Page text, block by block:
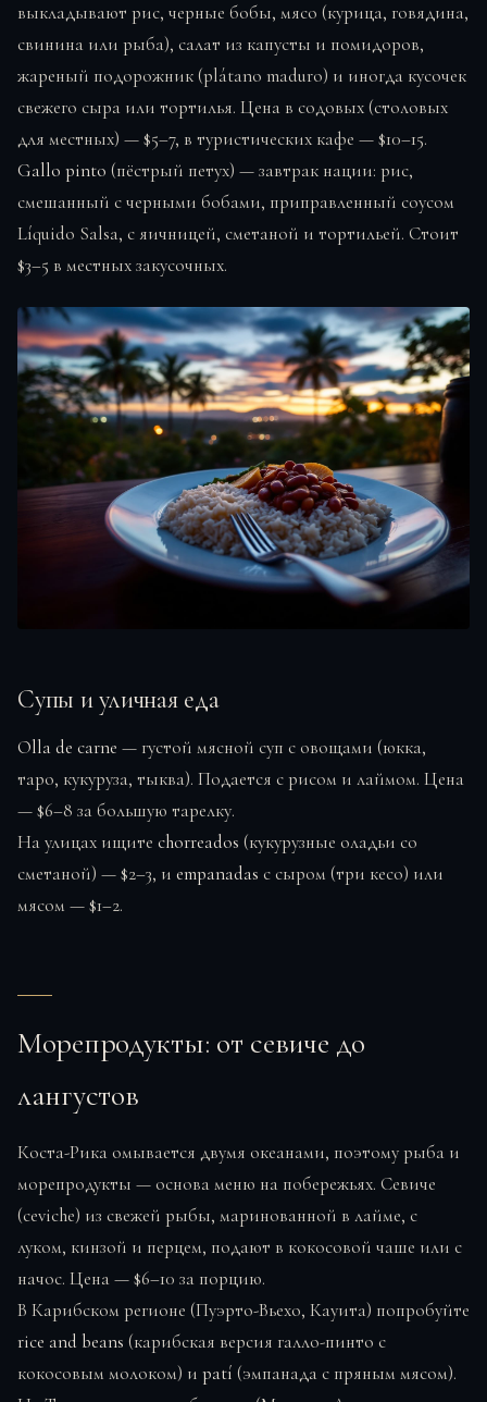
выкладывают рис, черные бобы, мясо (курица, говядина,
свинина или рыба), салат из капусты и помидоров,
жареный подорожник (plátano maduro) и иногда кусочек
свежего сыра или тортилья. Цена в содовых (столовых
для местных) — $5–7, в туристических кафе — $10–15.
Gallo pinto (пёстрый петух) — завтрак нации: рис,
смешанный с черными бобами, приправленный соусом
Líquido Salsa, с яичницей, сметаной и тортильей. Стоит
$3–5 в местных закусочных.
Супы и уличная еда
Olla de carne — густой мясной суп с овощами (юкка,
таро, кукуруза, тыква). Подается с рисом и лаймом. Цена
— $6–8 за большую тарелку.
На улицах ищите chorreados (кукурузные оладьи со
сметаной) — $2–3, и empanadas с сыром (три кесо) или
мясом — $1–2.
Морепродукты: от севиче до
лангустов
Коста-Рика омывается двумя океанами, поэтому рыба и
морепродукты — основа меню на побережьях. Севиче
(ceviche) из свежей рыбы, маринованной в лайме, с
луком, кинзой и перцем, подают в кокосовой чаше или с
начос. Цена — $6–10 за порцию.
В Карибском регионе (Пуэрто-Вьехо, Кауита) попробуйте
rice and beans (карибская версия галло-пинто с
кокосовым молоком) и patí (эмпанада с пряным мясом).